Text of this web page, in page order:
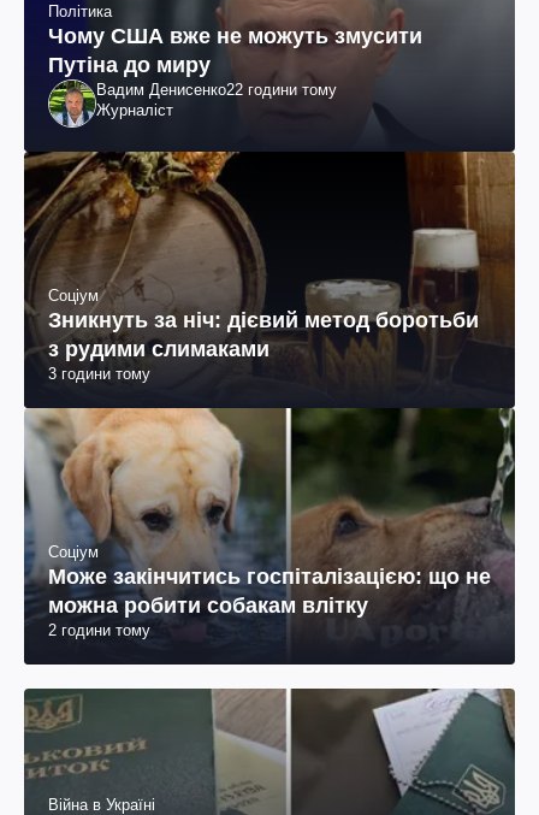
Політика
Чому США вже не можуть змусити
Путіна до миру
Вадим Денисенко22 години тому
Журналіст
Соціум
Зникнуть за ніч: дієвий метод боротьби
з рудими слимаками
3 години тому
Соціум
Може закінчитись госпіталізацією: що не
можна робити собакам влітку
2 години тому
Війна в Україні